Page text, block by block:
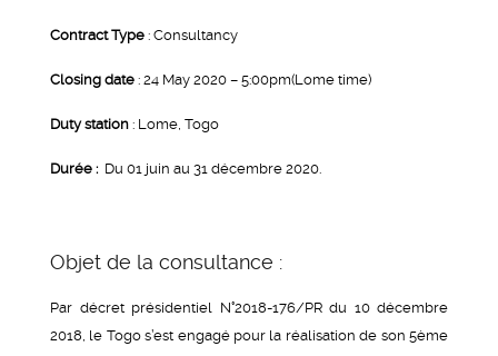
Contract Type : Consultancy
Closing date : 24 May 2020 – 5:00pm(Lome time)
Duty station : Lome, Togo
Durée : Du 01 juin au 31 décembre 2020.
Objet de la consultance :
Par décret présidentiel N°2018-176/PR du 10 décembre
2018, le Togo s’est engagé pour la réalisation de son 5ème